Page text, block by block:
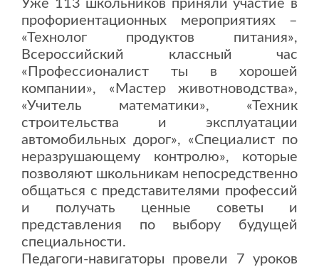
Уже 113 школьников приняли участие в
профориентационных мероприятиях –
«Технолог продуктов питания»,
Всероссийский классный час
«Профессионалист ты в хорошей
компании», «Мастер животноводства»,
«Учитель математики», «Техник
строительства и эксплуатации
автомобильных дорог», «Специалист по
неразрушающему контролю», которые
позволяют школьникам непосредственно
общаться с представителями профессий
и получать ценные советы и
представления по выбору будущей
специальности.
Педагоги-навигаторы провели 7 уроков